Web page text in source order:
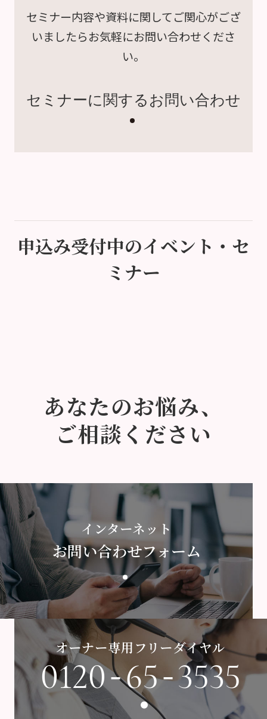
セミナー内容や資料に関してご関心がござ
いましたらお気軽にお問い合わせくださ
い。
セミナーに関するお問い合わせ
申込み受付中のイベント・セ
ミナー
あなたのお悩み、
ご相談ください
インターネット
お問い合わせフォーム
オーナー専用フリーダイヤル
0120-65-3535